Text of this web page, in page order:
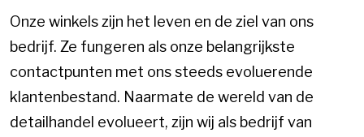
Onze winkels zijn het leven en de ziel van ons
bedrijf. Ze fungeren als onze belangrijkste
contactpunten met ons steeds evoluerende
klantenbestand. Naarmate de wereld van de
detailhandel evolueert, zijn wij als bedrijf van